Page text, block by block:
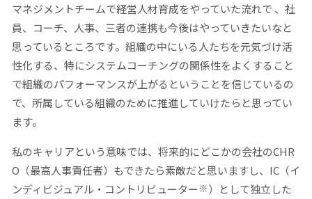
マネジメントチームで経営人材育成をやっていた流れで 、社
員、コーチ、人事、三者の連携も今後はやっていきたいなと
思っているところです。組織の中にいる人たちを元気づけ活
性化する、特にシステムコーチングの関係性をよくすること
で組織のパフォーマンスが上がるということを信じているの
で、所属している組織のために推進していけたらと思ってい
ます。
私のキャリアという意味では、将来的にどこかの会社のCHR
O（最高人事責任者）もできたら素敵だと思いますし、IC（イ
ンディビジュアル・コントリビューター ※）として独立した